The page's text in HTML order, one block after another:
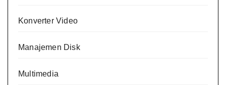
Konverter Video
Manajemen Disk
Multimedia